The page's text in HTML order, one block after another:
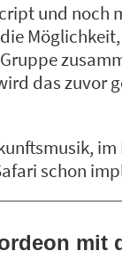
und noch
das zuvor
schon